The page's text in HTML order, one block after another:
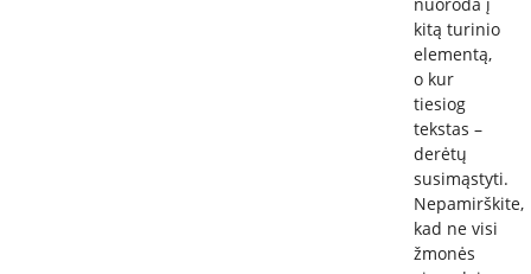
kitą turinio
elementą,
o kur
tiesiog
tekstas –
derėtų
susimąstyti.
Nepamirškite,
kad ne visi
žmonės